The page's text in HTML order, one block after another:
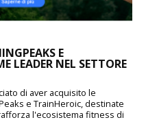
E
LEADER NEL SETTORE
di aver acquisito le
e TrainHeroic, destinate
l'ecosistema fitness di